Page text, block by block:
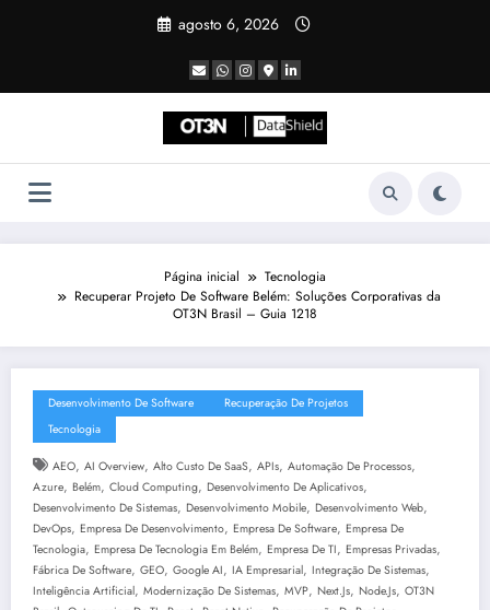
agosto 6, 2026
Página inicial
Tecnologia
Recuperar Projeto De Software Belém: Soluções Corporativas da
OT3N Brasil – Guia 1218
Desenvolvimento De Software
Recuperação De Projetos
Tecnologia
AEO, AI Overview, Alto Custo De SaaS, APIs, Automação De Processos,
Azure, Belém, Cloud Computing, Desenvolvimento De Aplicativos,
Desenvolvimento De Sistemas, Desenvolvimento Mobile, Desenvolvimento Web,
DevOps, Empresa De Desenvolvimento, Empresa De Software, Empresa De
Tecnologia, Empresa De Tecnologia Em Belém, Empresa De TI, Empresas Privadas,
Fábrica De Software, GEO, Google AI, IA Empresarial, Integração De Sistemas,
Inteligência Artificial, Modernização De Sistemas, MVP, Next.js, Node.js, OT3N